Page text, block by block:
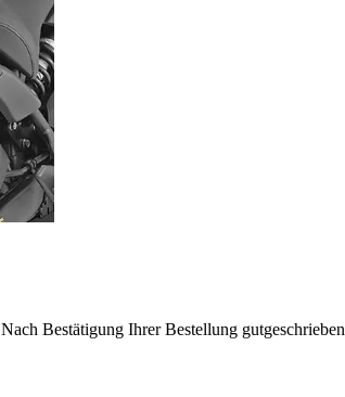
Nach Bestätigung Ihrer Bestellung gutgeschrieben